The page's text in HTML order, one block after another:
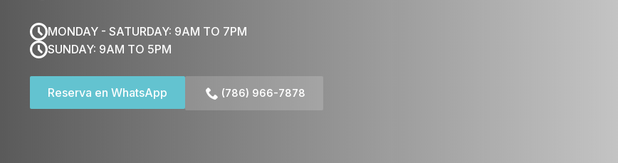
MONDAY - SATURDAY: 9AM TO 7PM
SUNDAY: 9AM TO 5PM
Reserva en WhatsApp (786) 966-7878